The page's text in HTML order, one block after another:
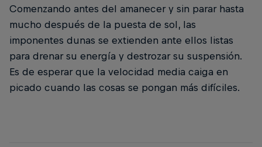
Comenzando antes del amanecer y sin parar hasta
mucho después de la puesta de sol, las
imponentes dunas se extienden ante ellos listas
para drenar su energía y destrozar su suspensión.
Es de esperar que la velocidad media caiga en
picado cuando las cosas se pongan más difíciles.